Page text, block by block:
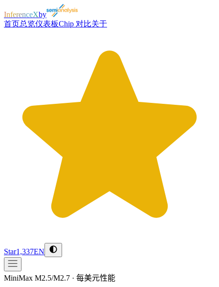
InferenceXby
首页总览仪表板Chip 对比关于
Star1,337EN
MiniMax M2.5/M2.7 · 每美元性能